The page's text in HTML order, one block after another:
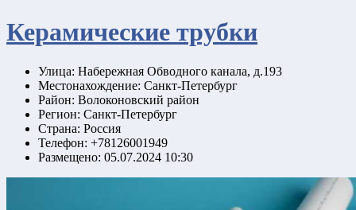
Керамические трубки
Улица: Набережная Обводного канала, д.193
Местонахождение: Санкт-Петербург
Район: Волоконовский район
Регион: Санкт-Петербург
Страна: Россия
Телефон: +78126001949
Размещено: 05.07.2024 10:30